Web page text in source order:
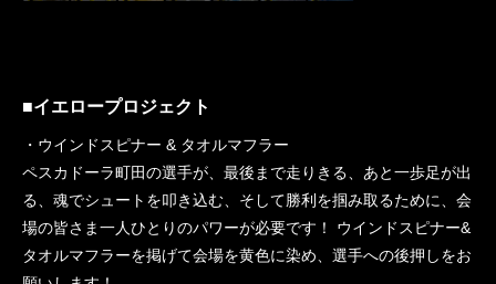
■イエロープロジェクト
・ウインドスピナー & タオルマフラー
ペスカドーラ町田の選手が、最後まで走りきる、あと一歩足が出
る、魂でシュートを叩き込む、そして勝利を掴み取るために、会
場の皆さま一人ひとりのパワーが必要です！ ウインドスピナー&
タオルマフラーを掲げて会場を黄色に染め、選手への後押しをお